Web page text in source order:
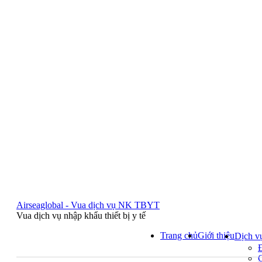
Airseaglobal - Vua dịch vụ NK TBYT
Vua dịch vụ nhập khẩu thiết bị y tế
Trang chủGiới thiệuDịch